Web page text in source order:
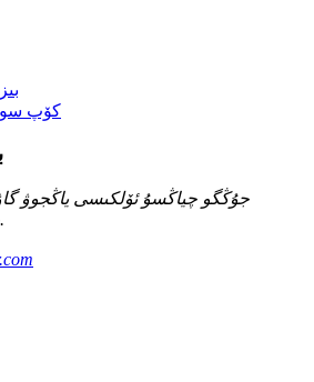
كۆپ
جۇڭگو چياڭسۇ ئۆلكىسى ياڭجوۋ
جەنۇبىي يولى 212-نومۇر.